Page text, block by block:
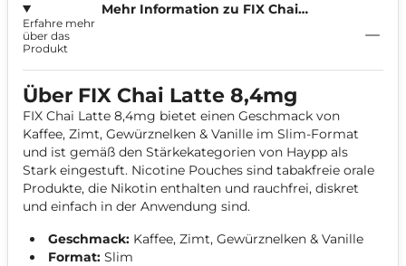
Mehr Information zu FIX Chai
Erfahre mehr
über das
Produkt
Über FIX Chai Latte 8,4mg
FIX Chai Latte 8,4mg bietet einen Geschmack von
Kaffee, Zimt, Gewürznelken & Vanille im Slim-Format
und ist gemäß den Stärkekategorien von Haypp als
Stark eingestuft. Nicotine Pouches sind tabakfreie orale
Produkte, die Nikotin enthalten und rauchfrei, diskret
und einfach in der Anwendung sind.
Geschmack: Kaffee, Zimt, Gewürznelken & Vanille
Format: Slim